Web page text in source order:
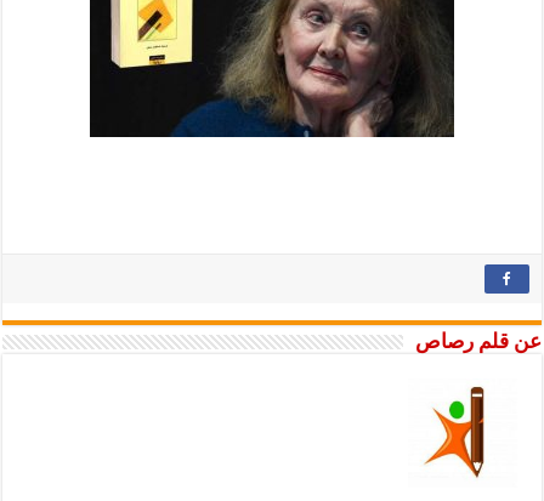
عن قلم رصاص